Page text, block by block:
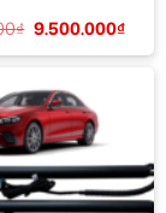
₫ 9.500.000₫